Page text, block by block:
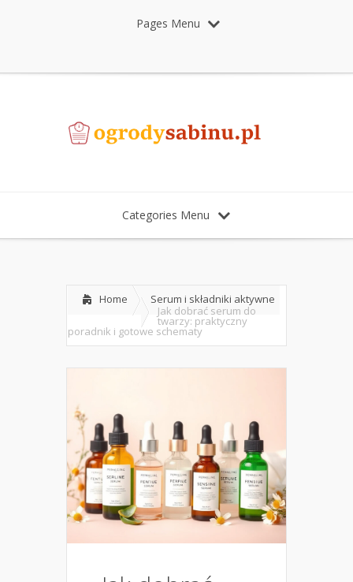
Pages Menu
Categories Menu
Home
Serum i składniki aktywne
Jak dobrać serum do
twarzy: praktyczny
poradnik i gotowe schematy